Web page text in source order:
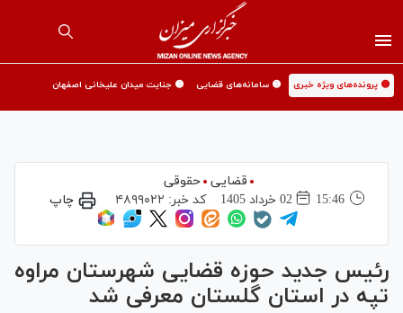
🟡 پرونده‌های ویژه خبری 🟡 سامانه‌های قضایی 🟡 جنایت میدان علیخانی اصفهان
قضایی حقوقی
15:46
02 خرداد 1405 کد خبر: ۴۸۹۹۰۲۲ چاپ
رئیس جدید حوزه قضایی شهرستان مراوه
تپه در استان گلستان معرفی شد